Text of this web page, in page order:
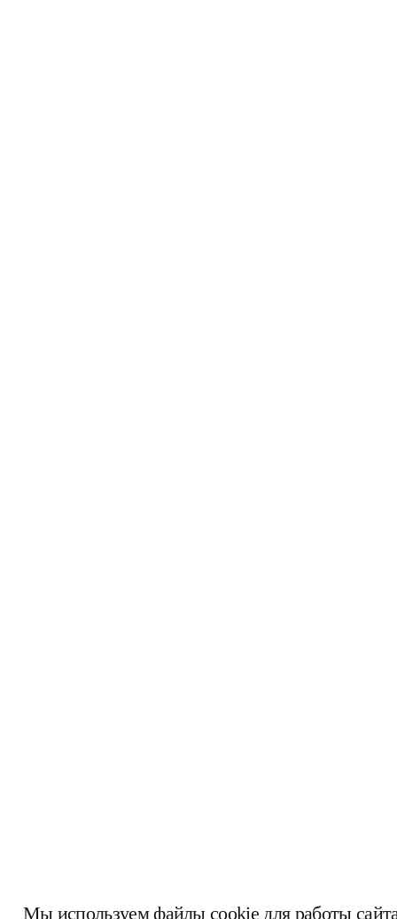
Мы используем файлы cookie для работы